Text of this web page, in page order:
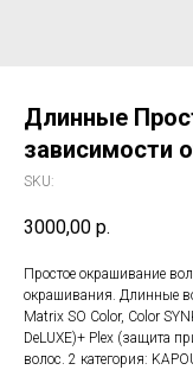
Длинные
зависимости
SKU:
3000,00 р.
Простое окрашивание
окрашивания. Длинные
Matrix SO Color, Color
DeLUXE)+ Plex (защита
волос. 2 категория: